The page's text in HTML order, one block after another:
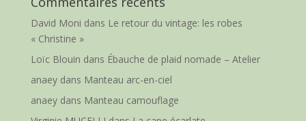
David Moni dans Le retour du vintage: les robes
« Christine »
Loïc Blouin dans Ébauche de plaid nomade – Atelier
anaeydans Manteau arc-en-ciel
anaeydans Manteau camouflage